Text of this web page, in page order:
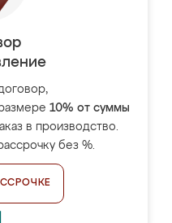
10% от суммы
в производство.
без %.